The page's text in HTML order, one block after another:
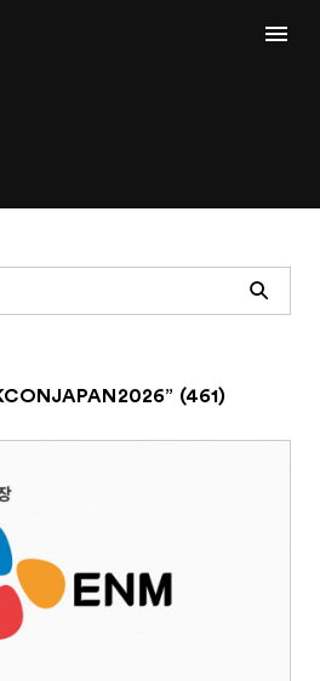
Search
(461)